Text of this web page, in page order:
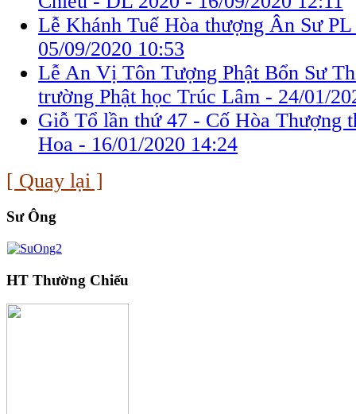
Lễ Khánh Tuế Hòa thượng Ân Sư
05/09/2020 10:53
Lễ An Vị Tôn Tượng Phật Bổn Sư
trường Phật học Trúc Lâm - 24/01/
Giỗ Tổ lần thứ 47 - Cố Hòa Thượng
Hoa - 16/01/2020 14:24
[ Quay lại ]
Sư Ông
HT Thường Chiếu